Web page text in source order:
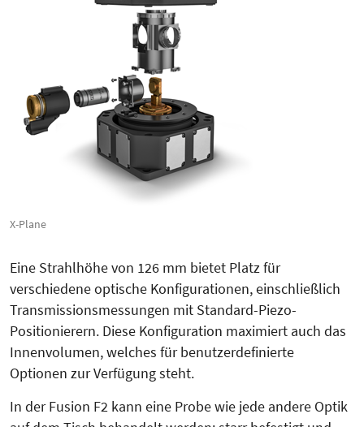
X-Plane
Eine Strahlhöhe von 126 mm bietet Platz für
verschiedene opti­sche Konfigurationen, einschließlich
Transmissionsmessungen mit Stan­dard-Piezo-
Positionierern. Diese Kon­figuration maximiert auch das
Innen­volumen, welches für benutzerdefinierte
Optionen zur Verfügung steht.
In der Fusion F2 kann eine Probe wie jede andere Optik